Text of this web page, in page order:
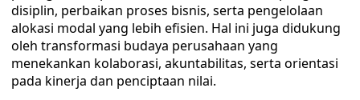
disiplin, perbaikan proses bisnis, serta pengelolaan
alokasi modal yang lebih efisien. Hal ini juga didukung
oleh transformasi budaya perusahaan yang
menekankan kolaborasi, akuntabilitas, serta orientasi
pada kinerja dan penciptaan nilai.